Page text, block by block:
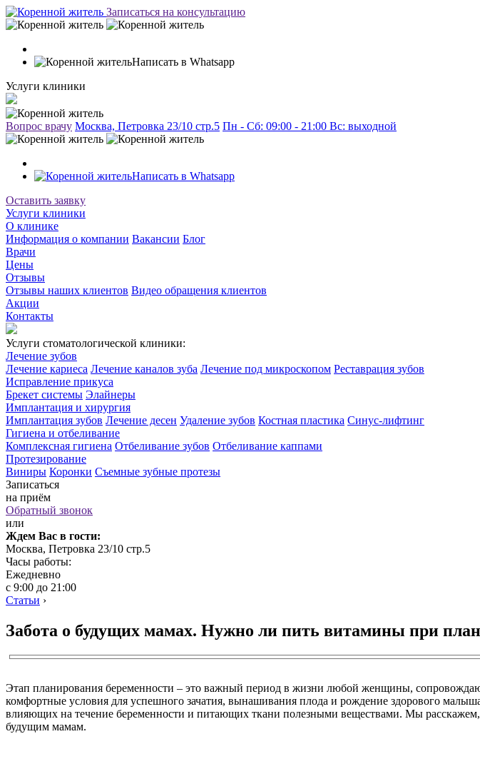
Записаться на консультацию
Написать в Whatsapp
Услуги клиники
Вопрос врачу Москва, Петровка 23/10 стр.5 Пн - Сб: 09:00 - 21:00 Вc: выходной
Написать в Whatsapp
Оставить заявку
Услуги клиники
О клинике
Информация о компании Вакансии Блог
Врачи
Цены
Отзывы
Отзывы наших клиентов Видео обращения клиентов
Акции
Контакты
Услуги стоматологической клиники:
Лечение зубов
Лечение кариеса Лечение каналов зуба Лечение под микроскопом Реставрация зубов
Исправление прикуса
Брекет системы Элайнеры
Имплантация и хирургия
Имплантация зубов Лечение десен Удаление зубов Костная пластика Синус-лифтинг
Гигиена и отбеливание
Комплексная гигиена Отбеливание зубов Отбеливание каппами
Протезирование
Виниры Коронки Съемные зубные протезы
Записаться
на приём
Обратный звонок
или
Ждем Вас в гости:
Москва, Петровка 23/10 стр.5
Часы работы:
Ежедневно
с 9:00 до 21:00
Статьи ›
Забота о будущих мамах. Нужно ли пить витамины при
Этап планирования беременности – это важный период в жизни любой женщины,
комфортные условия для успешного зачатия, вынашивания плода и рождение здорового
влияющих на течение беременности и питающих ткани полезными веществами. Мы
будущим мамам.